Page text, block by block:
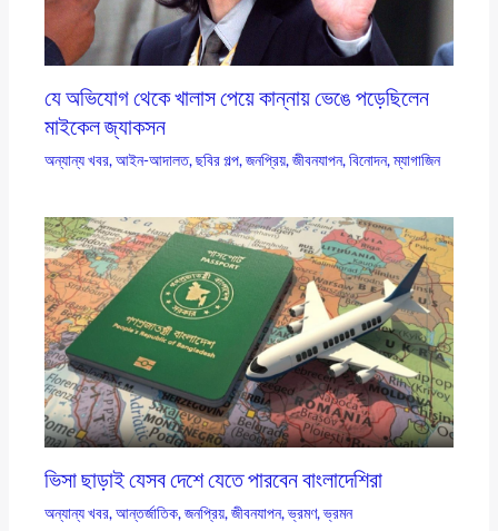
যে অভিযোগ থেকে খালাস পেয়ে কান্নায় ভেঙে পড়েছিলেন
মাইকেল জ্যাকসন
অন্যান্য খবর,আইন-আদালত,ছবির গল্প,জনপ্রিয়,জীবনযাপন,বিনোদন,ম্যাগাজিন
ভিসা ছাড়াই যেসব দেশে যেতে পারবেন বাংলাদেশিরা
অন্যান্য খবর,আন্তর্জাতিক,জনপ্রিয়,জীবনযাপন,ভ্রমণ,ভ্রমন